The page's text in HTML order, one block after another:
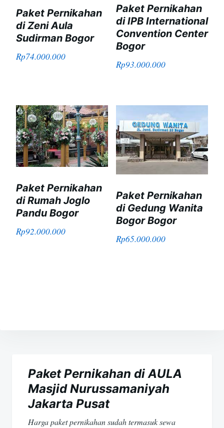
Paket Pernikahan
di Zeni Aula
Sudirman Bogor
Rp74.000.000
Paket Pernikahan
di IPB International
Convention Center
Bogor
Rp93.000.000
Paket Pernikahan
di Rumah Joglo
Pandu Bogor
Rp92.000.000
Paket Pernikahan
di Gedung Wanita
Bogor Bogor
Rp65.000.000
posPaket Pernikahan di AULA
Masjid Nurussamaniyah
Jakarta Pusat
Harga paket pernikahan sudah termasuk sewa